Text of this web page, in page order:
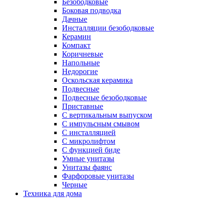
Безободковые
Боковая подводка
Дачные
Инсталляции безободковые
Керамин
Компакт
Коричневые
Напольные
Недорогие
Оскольская керамика
Подвесные
Подвесные безободковые
Приставные
С вертикальным выпуском
С импульсным смывом
С инсталляцией
С микролифтом
С функцией биде
Умные унитазы
Унитазы фаянс
Фарфоровые унитазы
Черные
Техника для дома